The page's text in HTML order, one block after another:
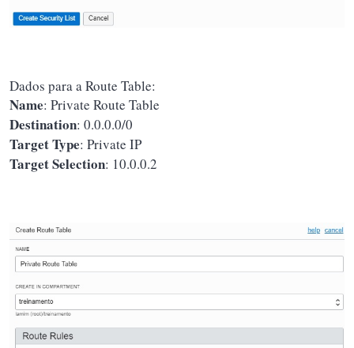
Dados para a Route Table:
Name: Private Route Table
Destination: 0.0.0.0/0
Target Type: Private IP
Target Selection: 10.0.0.2